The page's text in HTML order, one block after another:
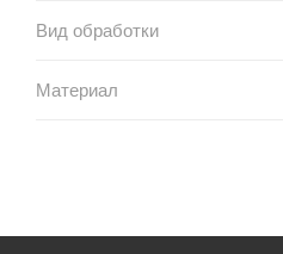
Вид обработки
Материал